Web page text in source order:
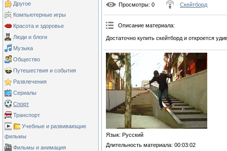
Другое
Компьютерные игры
Красота и здоровье
Люди и блоги
Музыка
Общество
Путешествия и события
Развлечения
Сериалы
Спорт
Транспорт
Учебные и развивающие
фильмы
Фильмы и анимация
Просмотры: 0 Скейтборд
Описание материала:
Достаточно купить скейтборд и откроется
Язык: Русский
Длительность материала: 00:03:02